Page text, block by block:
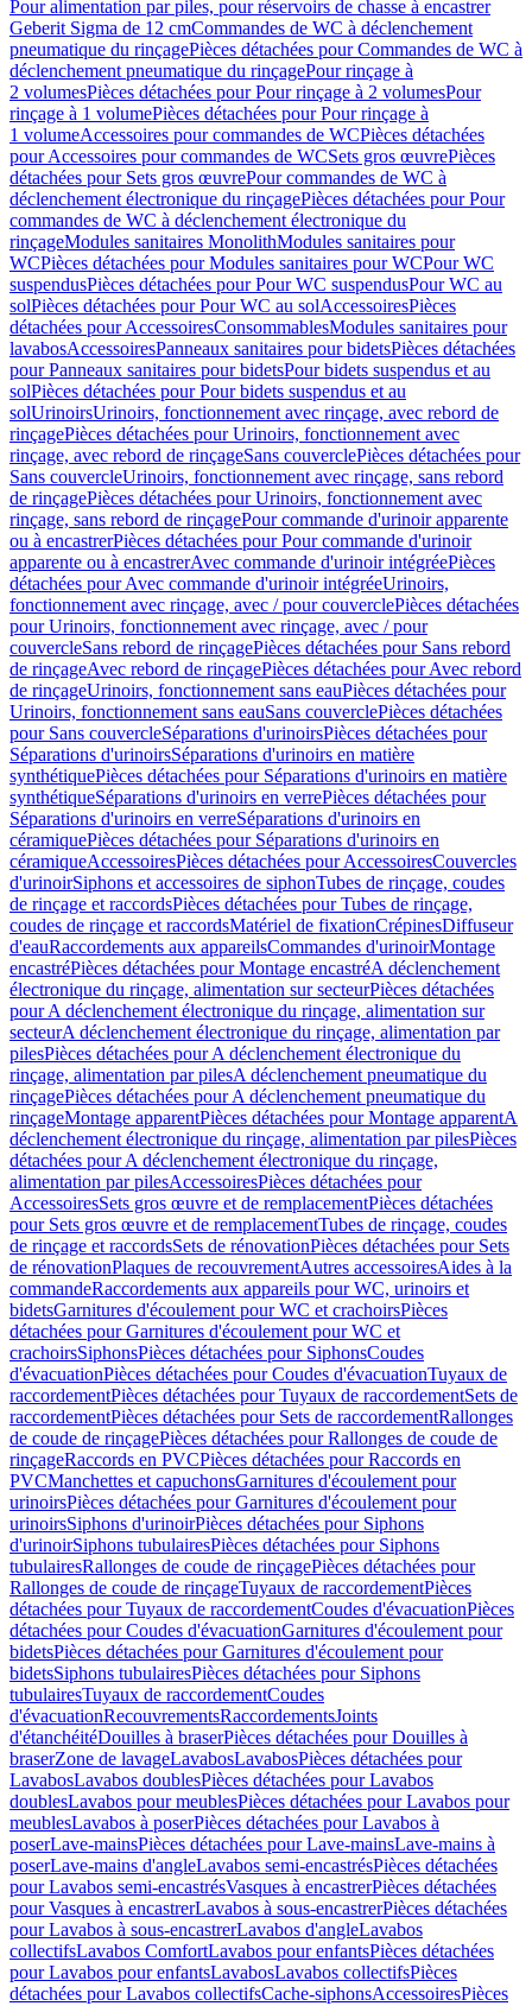
Pour alimentation par piles, pour réservoirs de chasse à encastrer
Geberit Sigma de 12 cmCommandes de WC à déclenchement
pneumatique du rinçagePièces détachées pour Commandes de WC à
déclenchement pneumatique du rinçagePour rinçage à
2 volumesPièces détachées pour Pour rinçage à 2 volumesPour
rinçage à 1 volumePièces détachées pour Pour rinçage à
1 volumeAccessoires pour commandes de WCPièces détachées
pour Accessoires pour commandes de WCSets gros œuvrePièces
détachées pour Sets gros œuvrePour commandes de WC à
déclenchement électronique du rinçagePièces détachées pour Pour
commandes de WC à déclenchement électronique du
rinçageModules sanitaires MonolithModules sanitaires pour
WCPièces détachées pour Modules sanitaires pour WCPour WC
suspendusPièces détachées pour Pour WC suspendusPour WC au
solPièces détachées pour Pour WC au solAccessoiresPièces
détachées pour AccessoiresConsommablesModules sanitaires pour
lavabosAccessoiresPanneaux sanitaires pour bidetsPièces détachées
pour Panneaux sanitaires pour bidetsPour bidets suspendus et au
solPièces détachées pour Pour bidets suspendus et au
solUrinoirsUrinoirs, fonctionnement avec rinçage, avec rebord de
rinçagePièces détachées pour Urinoirs, fonctionnement avec
rinçage, avec rebord de rinçageSans couverclePièces détachées pour
Sans couvercleUrinoirs, fonctionnement avec rinçage, sans rebord
de rinçagePièces détachées pour Urinoirs, fonctionnement avec
rinçage, sans rebord de rinçagePour commande d'urinoir apparente
ou à encastrerPièces détachées pour Pour commande d'urinoir
apparente ou à encastrerAvec commande d'urinoir intégréePièces
détachées pour Avec commande d'urinoir intégréeUrinoirs,
fonctionnement avec rinçage, avec / pour couverclePièces détachées
pour Urinoirs, fonctionnement avec rinçage, avec / pour
couvercleSans rebord de rinçagePièces détachées pour Sans rebord
de rinçageAvec rebord de rinçagePièces détachées pour Avec rebord
de rinçageUrinoirs, fonctionnement sans eauPièces détachées pour
Urinoirs, fonctionnement sans eauSans couverclePièces détachées
pour Sans couvercleSéparations d'urinoirsPièces détachées pour
Séparations d'urinoirsSéparations d'urinoirs en matière
synthétiquePièces détachées pour Séparations d'urinoirs en matière
synthétiqueSéparations d'urinoirs en verrePièces détachées pour
Séparations d'urinoirs en verreSéparations d'urinoirs en
céramiquePièces détachées pour Séparations d'urinoirs en
céramiqueAccessoiresPièces détachées pour AccessoiresCouvercles
d'urinoirSiphons et accessoires de siphonTubes de rinçage, coudes
de rinçage et raccordsPièces détachées pour Tubes de rinçage,
coudes de rinçage et raccordsMatériel de fixationCrépinesDiffuseur
d'eauRaccordements aux appareilsCommandes d'urinoirMontage
encastréPièces détachées pour Montage encastréA déclenchement
électronique du rinçage, alimentation sur secteurPièces détachées
pour A déclenchement électronique du rinçage, alimentation sur
secteurA déclenchement électronique du rinçage, alimentation par
pilesPièces détachées pour A déclenchement électronique du
rinçage, alimentation par pilesA déclenchement pneumatique du
rinçagePièces détachées pour A déclenchement pneumatique du
rinçageMontage apparentPièces détachées pour Montage apparentA
déclenchement électronique du rinçage, alimentation par pilesPièces
détachées pour A déclenchement électronique du rinçage,
alimentation par pilesAccessoiresPièces détachées pour
AccessoiresSets gros œuvre et de remplacementPièces détachées
pour Sets gros œuvre et de remplacementTubes de rinçage, coudes
de rinçage et raccordsSets de rénovationPièces détachées pour Sets
de rénovationPlaques de recouvrementAutres accessoiresAides à la
commandeRaccordements aux appareils pour WC, urinoirs et
bidetsGarnitures d'écoulement pour WC et crachoirsPièces
détachées pour Garnitures d'écoulement pour WC et
crachoirsSiphonsPièces détachées pour SiphonsCoudes
d'évacuationPièces détachées pour Coudes d'évacuationTuyaux de
raccordementPièces détachées pour Tuyaux de raccordementSets de
raccordementPièces détachées pour Sets de raccordementRallonges
de coude de rinçagePièces détachées pour Rallonges de coude de
rinçageRaccords en PVCPièces détachées pour Raccords en
PVCManchettes et capuchonsGarnitures d'écoulement pour
urinoirsPièces détachées pour Garnitures d'écoulement pour
urinoirsSiphons d'urinoirPièces détachées pour Siphons
d'urinoirSiphons tubulairesPièces détachées pour Siphons
tubulairesRallonges de coude de rinçagePièces détachées pour
Rallonges de coude de rinçageTuyaux de raccordementPièces
détachées pour Tuyaux de raccordementCoudes d'évacuationPièces
détachées pour Coudes d'évacuationGarnitures d'écoulement pour
bidetsPièces détachées pour Garnitures d'écoulement pour
bidetsSiphons tubulairesPièces détachées pour Siphons
tubulairesTuyaux de raccordementCoudes
d'évacuationRecouvrementsRaccordementsJoints
d'étanchéitéDouilles à braserPièces détachées pour Douilles à
braserZone de lavageLavabosLavabosPièces détachées pour
LavabosLavabos doublesPièces détachées pour Lavabos
doublesLavabos pour meublesPièces détachées pour Lavabos pour
meublesLavabos à poserPièces détachées pour Lavabos à
poserLave-mainsPièces détachées pour Lave-mainsLave-mains à
poserLave-mains d'angleLavabos semi-encastrésPièces détachées
pour Lavabos semi-encastrésVasques à encastrerPièces détachées
pour Vasques à encastrerLavabos à sous-encastrerPièces détachées
pour Lavabos à sous-encastrerLavabos d'angleLavabos
collectifsLavabos ComfortLavabos pour enfantsPièces détachées
pour Lavabos pour enfantsLavabosLavabos collectifsPièces
détachées pour Lavabos collectifsCache-siphonsAccessoiresPièces